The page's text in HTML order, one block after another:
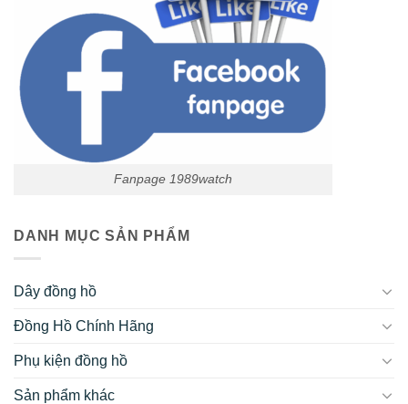
Fanpage 1989watch
DANH MỤC SẢN PHẨM
Dây đồng hồ
Đồng Hồ Chính Hãng
Phụ kiện đồng hồ
Sản phẩm khác